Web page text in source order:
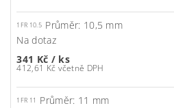
1FR 10.5 Průměr: 10,5 mm
Na dotaz
341 Kč / ks
412,61 Kč včetně DPH
1FR 11
Průměr: 11 mm